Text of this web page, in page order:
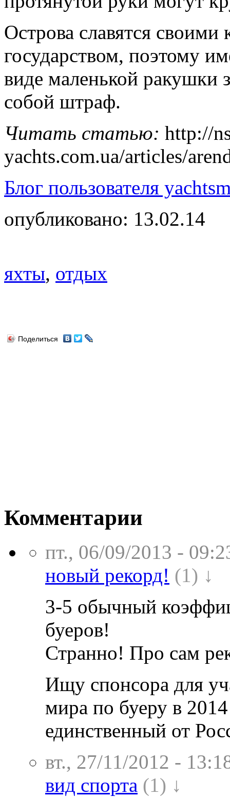
Острова славятся
государством, поэтому
виде маленькой ракушки
собой штраф.
Читать статью: http://
yachts.com.ua/articles/
Блог пользователя
опубликовано: 13.02.14
яхты, отдых
Поделиться
Комментарии
пт., 06/09/2013 -
новый рекорд! (1) ↓
3-5 обычный
буеров!
Странно! Про сам
Ищу спонсора для
мира по буеру в
единственный от
вт., 27/11/2012 -
вид спорта (1) ↓